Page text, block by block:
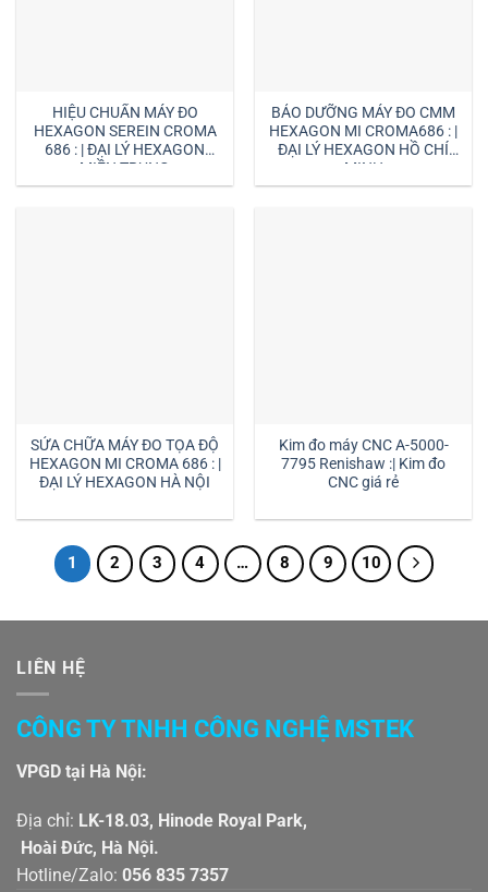
HIỆU CHUẨN MÁY ĐO
HEXAGON SEREIN CROMA
686 : | ĐẠI LÝ HEXAGON
MIỀN TRUNG
BẢO DƯỠNG MÁY ĐO CMM
HEXAGON MI CROMA686 : |
ĐẠI LÝ HEXAGON HỒ CHÍ
MINH
SỬA CHỮA MÁY ĐO TỌA ĐỘ
HEXAGON MI CROMA 686 : |
ĐẠI LÝ HEXAGON HÀ NỘI
Kim đo máy CNC A-5000-
7795 Renishaw :| Kim đo
CNC giá rẻ
1 2 3 4 … 8 9 10
LIÊN HỆ
CÔNG TY TNHH CÔNG NGHỆ MSTEK
VPGD tại Hà Nội:
Địa chỉ: LK-18.03, Hinode Royal Park,
Hoài Đức, Hà Nội.
Hotline/Zalo: 056 835 7357